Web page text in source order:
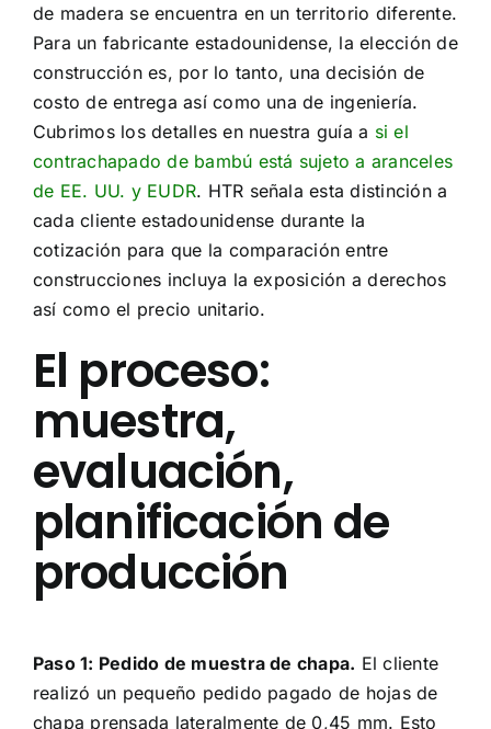
de madera se encuentra en un territorio diferente.
Para un fabricante estadounidense, la elección de
construcción es, por lo tanto, una decisión de
costo de entrega así como una de ingeniería.
Cubrimos los detalles en nuestra guía a si el
contrachapado de bambú está sujeto a aranceles
de EE. UU. y EUDR. HTR señala esta distinción a
cada cliente estadounidense durante la
cotización para que la comparación entre
construcciones incluya la exposición a derechos
así como el precio unitario.
El proceso:
muestra,
evaluación,
planificación de
producción
Paso 1: Pedido de muestra de chapa. El cliente
realizó un pequeño pedido pagado de hojas de
chapa prensada lateralmente de 0,45 mm. Esto